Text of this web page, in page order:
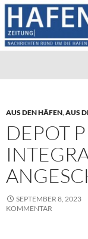
AUS DEN HÄFEN,AUS
DEPOT
SEPTEMBER 8, 2023
KOMMENTAR